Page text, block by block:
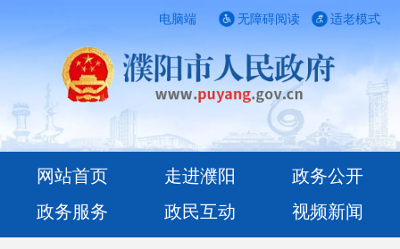
电脑端 适老模式
无障碍阅读
网站首页 走进濮阳
政务公开
政务服务
政民互动 视频新闻